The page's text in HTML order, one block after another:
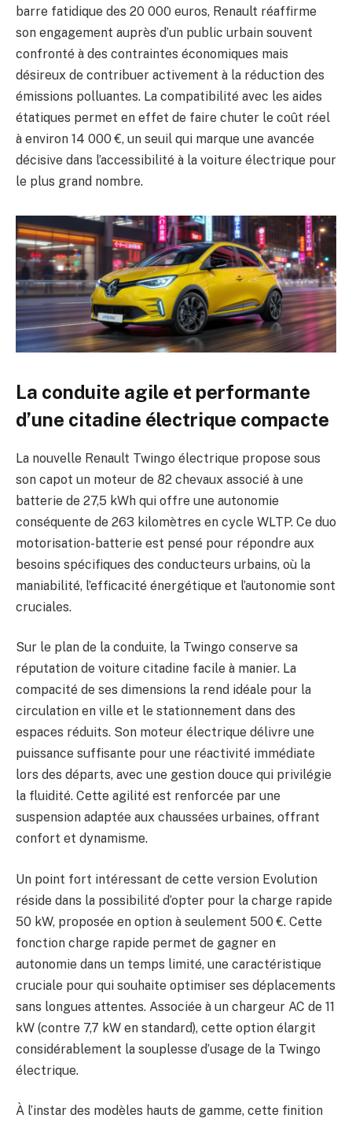
barre fatidique des 20 000 euros, Renault réaffirme
son engagement auprès d’un public urbain souvent
confronté à des contraintes économiques mais
désireux de contribuer activement à la réduction des
émissions polluantes. La compatibilité avec les aides
étatiques permet en effet de faire chuter le coût réel
à environ 14 000 €, un seuil qui marque une avancée
décisive dans l’accessibilité à la voiture électrique pour
le plus grand nombre.
La conduite agile et performante
d’une citadine électrique compacte
La nouvelle Renault Twingo électrique propose sous
son capot un moteur de 82 chevaux associé à une
batterie de 27,5 kWh qui offre une autonomie
conséquente de 263 kilomètres en cycle WLTP. Ce duo
motorisation-batterie est pensé pour répondre aux
besoins spécifiques des conducteurs urbains, où la
maniabilité, l’efficacité énergétique et l’autonomie sont
cruciales.
Sur le plan de la conduite, la Twingo conserve sa
réputation de voiture citadine facile à manier. La
compacité de ses dimensions la rend idéale pour la
circulation en ville et le stationnement dans des
espaces réduits. Son moteur électrique délivre une
puissance suffisante pour une réactivité immédiate
lors des départs, avec une gestion douce qui privilégie
la fluidité. Cette agilité est renforcée par une
suspension adaptée aux chaussées urbaines, offrant
confort et dynamisme.
Un point fort intéressant de cette version Evolution
réside dans la possibilité d’opter pour la charge rapide
50 kW, proposée en option à seulement 500 €. Cette
fonction charge rapide permet de gagner en
autonomie dans un temps limité, une caractéristique
cruciale pour qui souhaite optimiser ses déplacements
sans longues attentes. Associée à un chargeur AC de 11
kW (contre 7,7 kW en standard), cette option élargit
considérablement la souplesse d’usage de la Twingo
électrique.
À l’instar des modèles hauts de gamme, cette finition